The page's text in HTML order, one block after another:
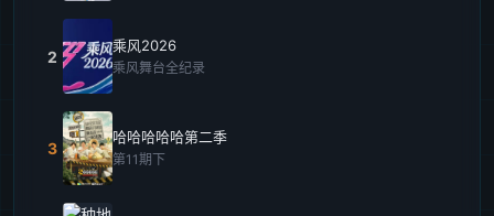
2
乘风2026
乘风舞台全纪录
3
哈哈哈哈哈第二季
第11期下